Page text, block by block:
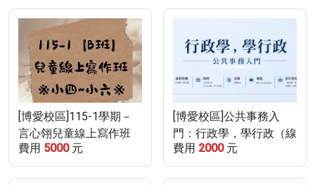
[博愛校區]115-1學期－
言心翎兒童線上寫作班
【週四B班】
費用 5000 元
[博愛校區]公共事務入
門：行政學，學行政（線
上課）
費用 2000 元